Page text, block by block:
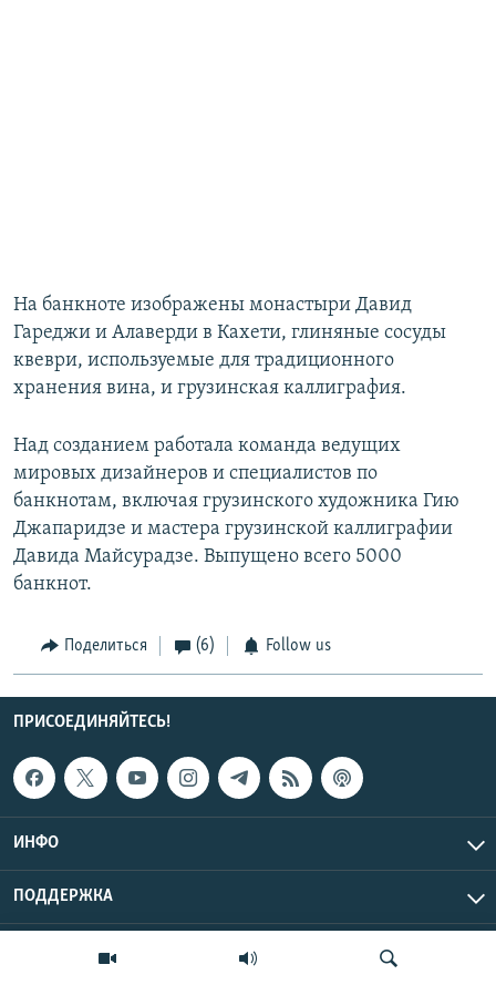
На банкноте изображены монастыри Давид
Гареджи и Алаверди в Кахети, глиняные сосуды
квеври, используемые для традиционного
хранения вина, и грузинская каллиграфия.
Над созданием работала команда ведущих
мировых дизайнеров и специалистов по
банкнотам, включая грузинского художника Гию
Джапаридзе и мастера грузинской каллиграфии
Давида Майсурадзе. Выпущено всего 5000
банкнот.
Поделиться (6) Follow us
ПРИСОЕДИНЯЙТЕСЬ!
ИНФО
ПОДДЕРЖКА
Эхо Кавказа © 2026 RFE/RL, Inc. | Все права защищены.